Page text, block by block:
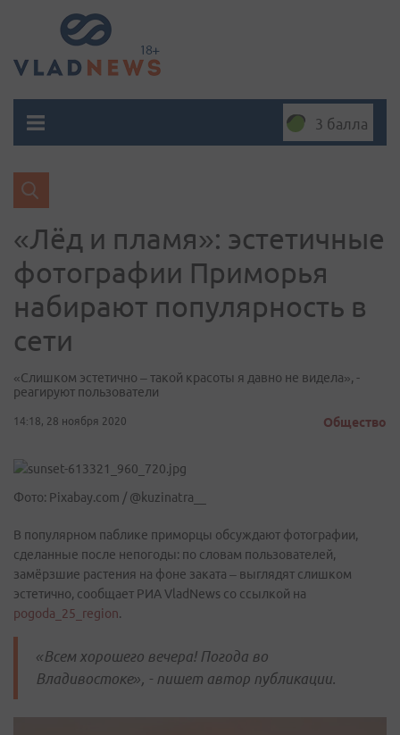
3 балла
«Лёд и пламя»: эстетичные
фотографии Приморья
набирают популярность в
сети
«Слишком эстетично – такой красоты я давно не видела», -
реагируют пользователи
14:18, 28 ноября 2020 Общество
Фото: Pixabay.com / @kuzinatra__
В популярном паблике приморцы обсуждают фотографии,
сделанные после непогоды: по словам пользователей,
замёрзшие растения на фоне заката – выглядят слишком
эстетично, сообщает РИА VladNews со ссылкой на
pogoda_25_region.
«Всем хорошего вечера! Погода во
Владивостоке», - пишет автор публикации.